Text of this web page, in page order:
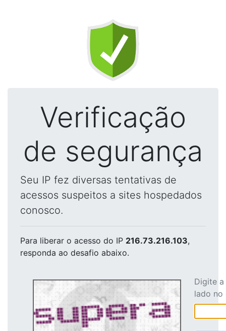
Verificação
de segurança
Seu IP fez diversas tentativas de
acessos suspeitos a sites hospedados
conosco.
Para liberar o acesso do IP 216.73.216.103,
responda ao desafio abaixo.
Digite
lado no